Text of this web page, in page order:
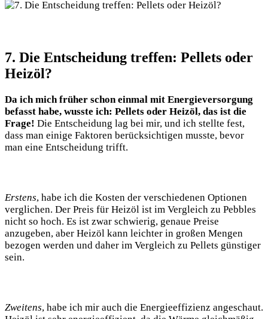
7. Die Entscheidung treffen: Pellets oder
Heizöl?
Da ich mich früher schon einmal mit Energieversorgung
befasst habe, wusste ich: Pellets oder Heizöl, das ist die
Frage! Die Entscheidung lag bei mir, und ich stellte fest,
dass man einige Faktoren berücksichtigen musste, bevor
man eine Entscheidung trifft.
Erstens, habe ich die Kosten der verschiedenen Optionen
verglichen. Der Preis für Heizöl ist im Vergleich zu Pebbles
nicht so hoch. Es ist zwar schwierig, genaue Preise
anzugeben, aber Heizöl kann leichter in großen Mengen
bezogen werden und daher im Vergleich zu Pellets günstiger
sein.
Zweitens, habe ich mir auch die Energieeffizienz angeschaut.